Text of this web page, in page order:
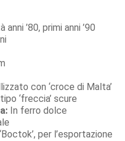
’80, primi anni ’90
con ‘croce di Malta’
‘freccia’ scure
In ferro dolce
per l’esportazione